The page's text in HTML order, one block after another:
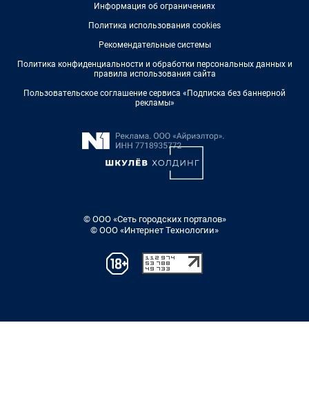
Информация об ограничениях
Политика использования cookies
Рекомендательные системы
Политика конфиденциальности и обработки персональных данных и
правила использования сайта
Пользовательское соглашение сервиса «Подписка без баннерной
рекламы»
© ООО «Сеть городских порталов»
© ООО «Интернет Технологии»